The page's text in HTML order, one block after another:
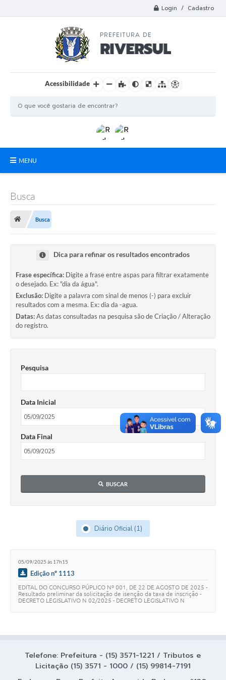
Login / Cadastro
Acessibilidade
MENU
Departamentos
Protocolo online
Legislação
Ouvidoria
Conselhos
Sites utilitarios
Plano de contratação anual/2026
Coleta de Lixo
Busca
Busca
Dica para refinar os resultados encontrados
Frase específica: Digite a frase entre aspas para filtrar exatamente
o desejado. Ex: "dia da água".
Exclusão: Digite a palavra com sinal de menos (-) para excluir
resultados com a mesma. Ex: dia da -agua.
Datas:As datas consultadas na pesquisa são de Criação / Alteração
do registro.
Pesquisa
Data Inicial
Data Final
BUSCAR
Diário Oficial (1)
05/09/2025 às 17h15
Edição nº 1113
EDITAL DO CONCURSO PÚPLICO Nº 001, DE 22 DE AGOSTO DE 2025 -
Resultado preliminar da solicitação de isenção da taxa de inscrição -
DECRETO LEGISLATIVO N 02/2025 - DECRETO LEGISLATIVO N
Telefone: Prefeitura - (15) 3571-1221 / Tributos e
Licitação (15) 3571 - 1000 / (15) 99814-7191